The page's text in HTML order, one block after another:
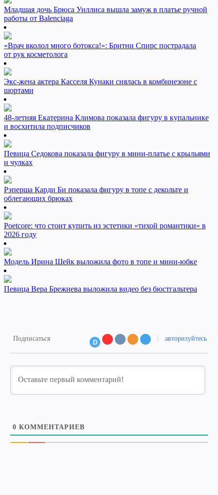
Младшая дочь Брюса Уиллиса вышла замуж в платье ручной
работы от Balenciaga
«Врач вколол много ботокса!»: Бритни Спирс пострадала
от рук косметолога
Экс-жена актера Касселя Кунаки снялась в комбинезоне с
шортами
48-летняя Екатерина Климова показала фигуру в купальнике
и восхитила подписчиков
Певица Седокова показала фигуру в мини-платье с крыльями
и чулках
Рэперша Карди Би показала фигуру в топе с декольте и
облегающих брюках
Poetcore: что стоит купить из эстетики «тихой романтики» в
2026 году
Модель Ирина Шейк выложила фото в топе и мини-юбке
Певица Вера Брежнева выложила видео без бюстгальтера
Подписаться
D
авторизуйтесь
0 КОММЕНТАРИЕВ